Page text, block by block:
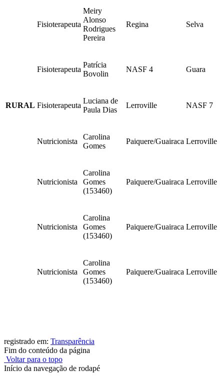
RURAL
Fisioterapeuta
Meiry
Alonso
Rodrigues
Pereira
Regina Selva
Fisioterapeuta
Patrícia
Bovolin
NASF 4 Guara
Fisioterapeuta
Luciana de
Paula Dias
Lerroville NASF 7
Nutricionista
Carolina
Gomes
Paiquere/Guairaca Lerroville
Nutricionista
Carolina
Gomes
(153460)
Paiquere/Guairaca Lerroville
Nutricionista
Carolina
Gomes
(153460)
Paiquere/Guairaca Lerroville
Nutricionista
Carolina
Gomes
(153460)
Paiquere/Guairaca Lerroville
registrado em: Transparência
Fim do conteúdo da página
Voltar para o topo
Início da navegação de rodapé